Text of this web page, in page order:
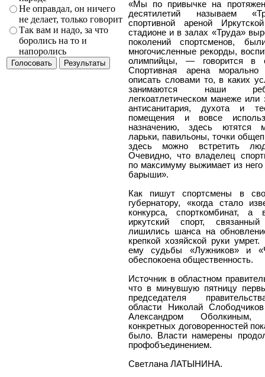
Не оправдал, он ничего
не делает, только говорит
Так вам и надо, за что
боролись на то и
напоролись
«Мы по привычке на
десятилетий называем
спортивной ареной
стадионе и в залах «Труда»
поколений спортсменов,
многочисленные рекорды,
олимпийцы, — говорится в
Спортивная арена
описать словами то, в каких
занимаются наши
легкоатлетическом манеже
антисанитария, духота и
помещения и вовсе
назначению, здесь ютятся
ларьки, павильоны, точки
здесь можно встретить
Очевидно, что владелец
по максимуму выжимает из
барыши».
Как пишут спортсмены в
губернатору, «когда стало
конкурса, спорткомбинат,
иркутский спорт,
лишились шанса на
крепкой хозяйской руки
ему судьбы «Лужников» и
обеспокоена общественность.
Источник в областном
что в минувшую пятницу
председателя
области Николай
Александром Оболкиным,
конкретных договоренностей
было. Власти намерены
профобъединением.
Светлана ЛАТЫНИНА.